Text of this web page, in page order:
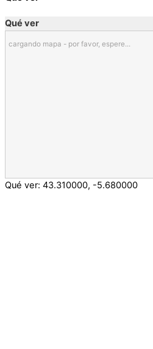
Qué ver
cargando mapa - por favor, espere...
Qué ver: 43.310000, -5.680000